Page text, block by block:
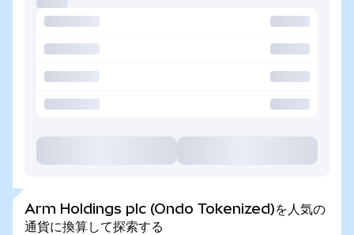
Arm Holdings plc (Ondo Tokenized)を人気の
通貨に換算して探索する